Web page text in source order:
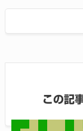
この記